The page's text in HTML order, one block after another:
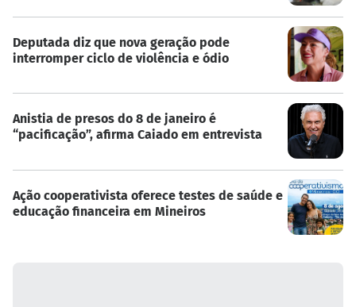
Deputada diz que nova geração pode
interromper ciclo de violência e ódio
Anistia de presos do 8 de janeiro é
“pacificação”, afirma Caiado em entrevista
Ação cooperativista oferece testes de saúde e
educação financeira em Mineiros